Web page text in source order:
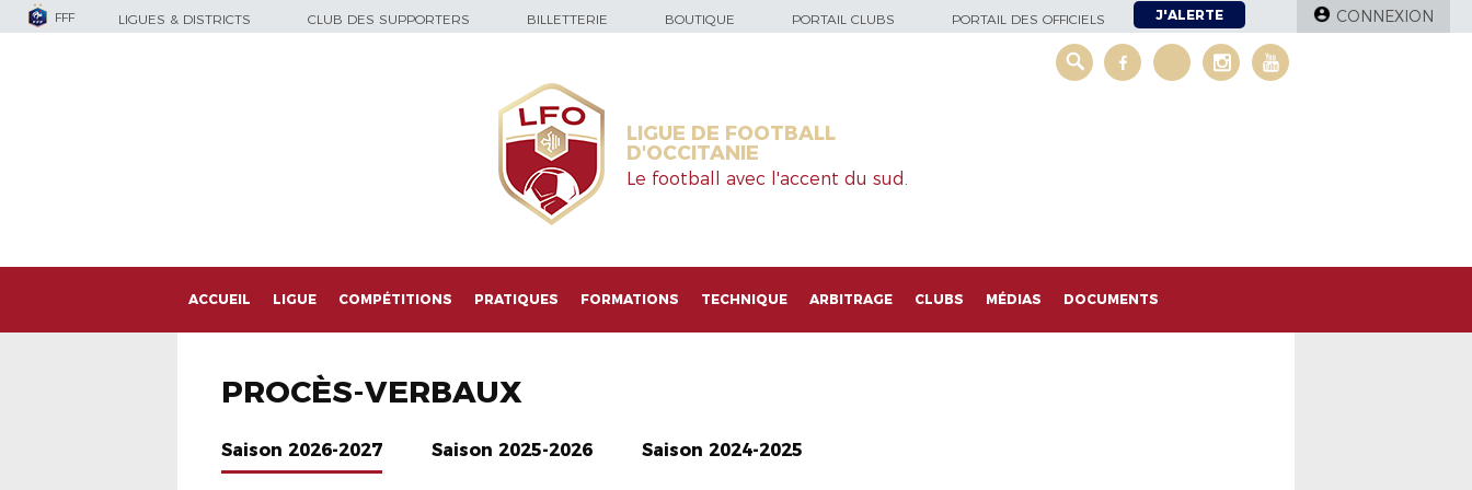
FFF LIGUES & DISTRICTS CLUB DES SUPPORTERS BILLETTERIE BOUTIQUE PORTAIL CLUBS PORTAIL DES OFFICIELS J'ALERTE CONNEXION
LIGUE DE FOOTBALL
D'OCCITANIE
Le football avec l'accent du sud.
ACCUEIL LIGUE COMPÉTITIONS PRATIQUES FORMATIONS TECHNIQUE ARBITRAGE CLUBS MÉDIAS DOCUMENTS
PROCÈS-VERBAUX
Saison 2026-2027 Saison 2025-2026 Saison 2024-2025